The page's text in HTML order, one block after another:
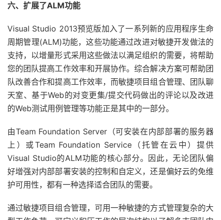
六、扩展了ALM功能
Visual Studio 2013预览版加入了一系列新的应用程序生命
周期管理(ALM)功能，这些功能通过改进对敏捷开发做法的
支持，以增量形式采用这些做法以满足组织的需要，将帮助
您的团队提高工作效率和开展协作。综合解决方案可帮助团
队改善合作和提高工作效率，而敏捷项目组合管理、团队聊
天室、基于Web的对变更集/提交代码做出的评论以及改进
的Web测试用例管理等功能正是其中的一部分。
由Team Foundation Server（可安装在内部部署的服务器
上）或Team Foundation Service（托管在云中）提供
Visual Studio的ALM功能的核心部分。因此，无论团队偏
好增强对内部部署安装的控制和自定义，还是偏好云的免维
护可用性，都有一种选择适合团队的需要。
通过敏捷项目组合管理，可用一种敏捷的方式管理复杂的大